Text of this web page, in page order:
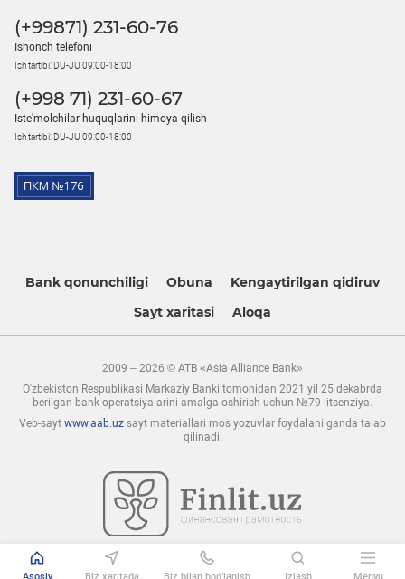
(+99871) 231-60-76
Ishonch telefoni
Ish tartibi: DU-JU 09:00-18:00
(+998 71) 231-60-67
Iste'molchilar huquqlarini himoya qilish
Ish tartibi: DU-JU 09:00-18:00
Bank qonunchiligi Obuna
Kengaytirilgan qidiruv
Sayt xaritasi
Aloqa
2009 – 2026 © ATB «Asia Alliance Bank»
O'zbekiston Respublikasi Markaziy Banki tomonidan 2021 yil 25 dekabrda
berilgan bank operatsiyalarini amalga oshirish uchun №79 litsenziya.
Veb-sayt www.aab.uz sayt materiallari mos yozuvlar foydalanilganda talab
qilinadi.